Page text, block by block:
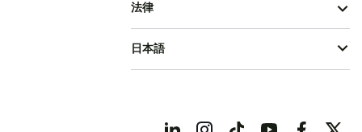
法律
日本語